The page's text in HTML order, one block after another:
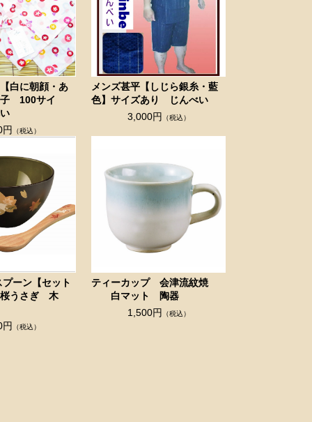
白に朝顔・あ
子 100サイ
円 （税込）
メンズ甚平【しじら銀糸・藍
色】サイズあり じんべい
3,000円 （税込）
ーン【セット
うさぎ 木
円 （税込）
ティーカップ 会津流紋焼
白マット 陶器
1,500円 （税込）